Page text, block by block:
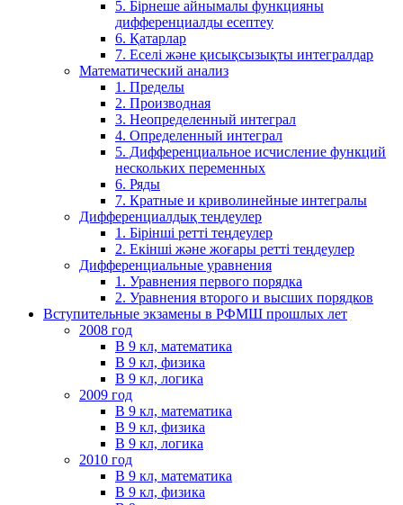
5. Бірнеше айнымалы функцияны
дифференциалды есептеу
6. Қатарлар
7. Еселі және қисықсызықты интегралдар
Математический анализ
1. Пределы
2. Производная
3. Неопределенный интеграл
4. Определенный интеграл
5. Дифференциальное исчисление функций
нескольких переменных
6. Ряды
7. Кратные и криволинейные интегралы
Дифференциалдық теңдеулер
1. Бірінші ретті теңдеулер
2. Екінші және жоғары ретті теңдеулер
Дифференциальные уравнения
1. Уравнения первого порядка
2. Уравнения второго и высших порядков
Вступительные экзамены в РФМШ прошлых лет
2008 год
В 9 кл, математика
В 9 кл, физика
В 9 кл, логика
2009 год
В 9 кл, математика
В 9 кл, физика
В 9 кл, логика
2010 год
В 9 кл, математика
В 9 кл, физика